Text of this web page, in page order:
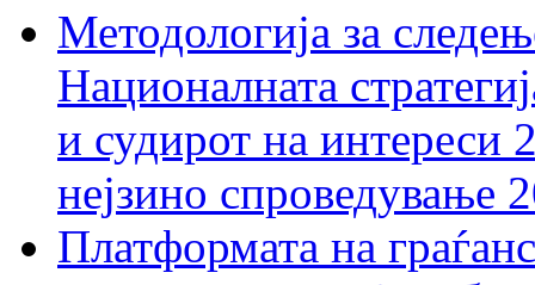
Методологија за
Националната
и судирот на интереси
нејзино спроведување
Платформата на